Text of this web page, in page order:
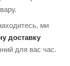
ми
доставку
для вас час.